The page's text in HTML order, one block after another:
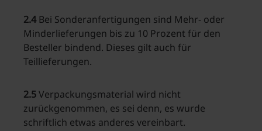
2.4Bei Sonderanfertigungen sind Mehr- oder
Minderlieferungen bis zu 10 Prozent für den
Besteller bindend. Dieses gilt auch für
Teillieferungen.
2.5Verpackungsmaterial wird nicht
zurückgenommen, es sei denn, es wurde
schriftlich etwas anderes vereinbart.